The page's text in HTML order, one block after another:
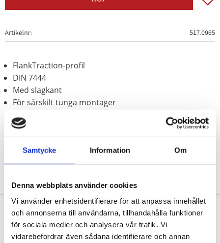
Samtycke Information Om
Denna webbplats använder cookies
Vi använder enhetsidentifierare för att anpassa innehållet
och annonserna till användarna, tillhandahålla funktioner
för sociala medier och analysera vår trafik. Vi
vidarebefordrar även sådana identifierare och annan
Artikelnr 517.0965
FlankTraction-profil
DIN 7444
Med slagkant
För särskilt tunga montager
Behandlat med fosfor
Krom molybden
Nyhetsbrev